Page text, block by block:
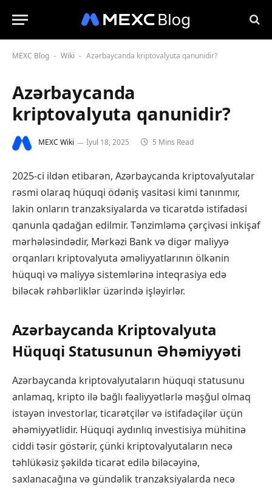
MEXC Blog - Wiki - Azərbaycanda kriptovalyuta qanunidir?
Azərbaycanda
kriptovalyuta qanunidir?
MEXC Wiki İyul 18, 2025 5 Mins Read
2025-ci ildən etibarən, Azərbaycanda kriptovalyutalar
rəsmi olaraq hüquqi ödəniş vasitəsi kimi tanınmır,
lakin onların tranzaksiyalarda və ticarətdə istifadəsi
qanunla qadağan edilmir. Tənzimləmə çərçivəsi inkişaf
mərhələsindədir, Mərkəzi Bank və digər maliyyə
orqanları kriptovalyuta əməliyyatlarının ölkənin
hüquqi və maliyyə sistemlərinə inteqrasiya edə
biləcək rəhbərliklər üzərində işləyirlər.
Azərbaycanda Kriptovalyuta
Hüquqi Statusunun Əhəmiyyəti
Azərbaycanda kriptovalyutaların hüquqi statusunu
anlamaq, kripto ilə bağlı fəaliyyətlərlə məşğul olmaq
istəyən investorlar, ticarətçilər və istifadəçilər üçün
əhəmiyyətlidir. Hüquqi aydınlıq investisiya mühitinə
ciddi təsir göstərir, çünki kriptovalyutaların necə
təhlükəsiz şəkildə ticarət edilə biləcəyinə,
saxlanacağına və gündəlik tranzaksiyalarda necə